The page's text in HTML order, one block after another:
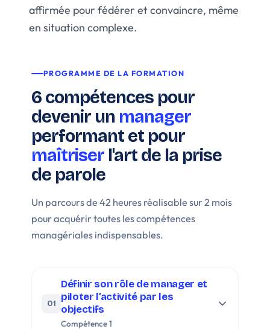
affirmée pour fédérer et convaincre, même
en situation complexe.
PROGRAMME DE LA FORMATION
6 compétences pour
devenir un manager
performant et pour
maîtriserl'art de la prise
de parole
Un parcours de 42 heures réalisable sur 2 mois
pour acquérir toutes les compétences
managériales indispensables.
01
Définir son rôle de manager et
piloter l’activité par les
objectifs
Compétence 1